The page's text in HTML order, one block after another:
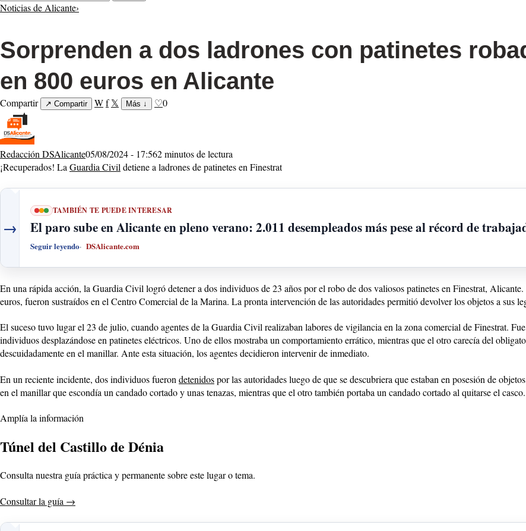
Noticias de Alicante›
Sorprenden a dos ladrones con patinetes
en 800 euros en Alicante
Compartir ↗ Compartir Wf 𝕏 Más ↓ ♡0
Redacción DSAlicante05/08/2024 - 17:562 minutos de lectura
¡Recuperados! La Guardia Civil detiene a ladrones de patinetes en Finestrat
→
TAMBIÉN TE PUEDE INTERESAR
El paro sube en Alicante en pleno verano: 2.011 desempleados más pese al récord de
Seguir leyendo DSAlicante.com
En una rápida acción, la Guardia Civil logró detener a dos individuos de 23 años por el robo de dos valiosos patinetes en Finestrat,
euros, fueron sustraídos en el Centro Comercial de la Marina. La pronta intervención de las autoridades permitió devolver los objetos a sus
El suceso tuvo lugar el 23 de julio, cuando agentes de la Guardia Civil realizaban labores de vigilancia en la zona comercial de Finestrat.
individuos desplazándose en patinetes eléctricos. Uno de ellos mostraba un comportamiento errático, mientras que el otro carecía del
descuidadamente en el manillar. Ante esta situación, los agentes decidieron intervenir de inmediato.
En un reciente incidente, dos individuos fueron detenidospor las autoridades luego de que se descubriera que estaban en posesión de
en el manillar que escondía un candado cortado y unas tenazas, mientras que el otro también portaba un candado cortado al quitarse el casco.
Amplía la información
Túnel del Castillo de Dénia
Consulta nuestra guía práctica y permanente sobre este lugar o tema.
Consultar la guía →